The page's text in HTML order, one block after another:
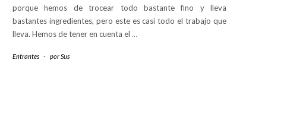
porque hemos de trocear todo bastante fino y lleva
bastantes ingredientes, pero este es casi todo el trabajo que
lleva. Hemos de tener en cuenta el …
Entrantes - porSus